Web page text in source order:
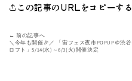
この記事のURLをコピーする
← 前の記事へ
＼今年も開催🎉／ 「宙フェス夜市POPUP＠渋谷
ロフト」5/14(水)～6/3(火)開催決定